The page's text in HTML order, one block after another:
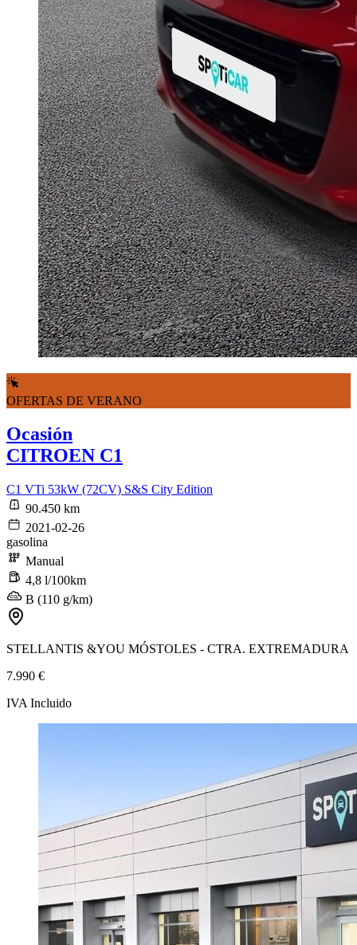
OFERTAS DE VERANO
Ocasión
CITROEN C1
C1 VTi 53kW (72CV) S&S City Edition
90.450 km
2021-02-26
gasolina
Manual
4,8 l/100km
B (110 g/km)
STELLANTIS &YOU MÓSTOLES - CTRA. EXTREMADURA
7.990 €
IVA Incluido